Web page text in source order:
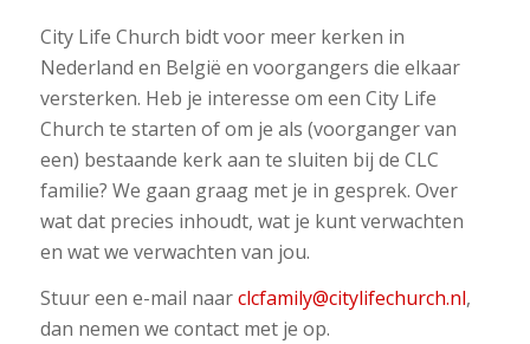
City Life Church bidt voor meer kerken in
Nederland en België en voorgangers die elkaar
versterken. Heb je interesse om een City Life
Church te starten of om je als (voorganger van
een) bestaande kerk aan te sluiten bij de CLC
familie? We gaan graag met je in gesprek. Over
wat dat precies inhoudt, wat je kunt verwachten
en wat we verwachten van jou.
Stuur een e-mail naarclcfamily@citylifechurch.nl,
dan nemen we contact met je op.